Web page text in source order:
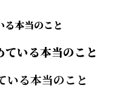
本当のこと
いる本当のこと